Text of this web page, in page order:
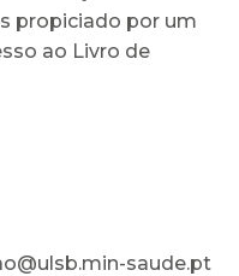
propiciado por um
ao Livro de
saude.pt